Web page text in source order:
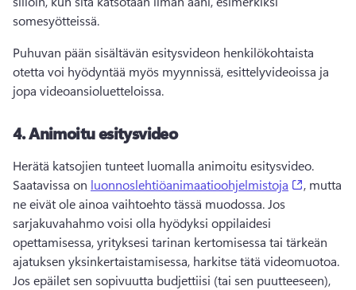
somesyötteissä.
Puhuvan pään sisältävän esitysvideon henkilökohtaista
otetta voi hyödyntää myös myynnissä, esittelyvideoissa ja
jopa videoansioluetteloissa.
4.Animoitu esitysvideo
Saatavissa on luonnoslehtiöanimaatioohjelmistoja (opens
, mutta
ne eivät ole ainoa vaihtoehto tässä muodossa. Jos
sarjakuvahahmo voisi olla hyödyksi oppilaidesi
opettamisessa, yrityksesi tarinan kertomisessa tai tärkeän
Jos epäilet sen sopivuutta budjettiisi (tai sen puutteeseen),